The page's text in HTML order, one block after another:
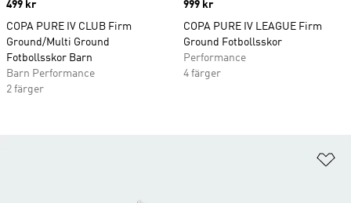
Price
499 kr
COPA PURE IV CLUB Firm
Ground/Multi Ground
Fotbollsskor Barn
Barn Performance
2 färger
Price
999 kr
COPA PURE IV LEAGUE Firm
Ground Fotbollsskor
Performance
4 färger